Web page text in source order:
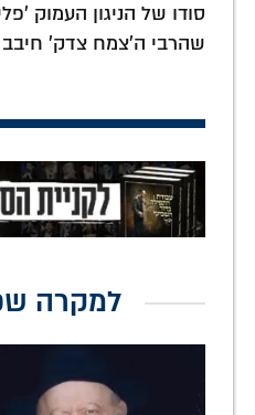
סודו של הניגון העמוק
שהרבי ה'צמח צדק' חיבב
למקרה